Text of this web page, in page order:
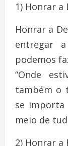
1) Honrar a
Honrar a
entregar
podemos
“Onde
também o
se
meio de
2) Honrar a